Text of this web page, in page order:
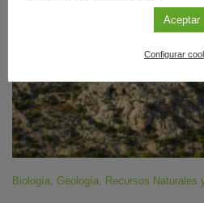
Biología, Geología, Recursos Naturales
Aceptar
Configurar